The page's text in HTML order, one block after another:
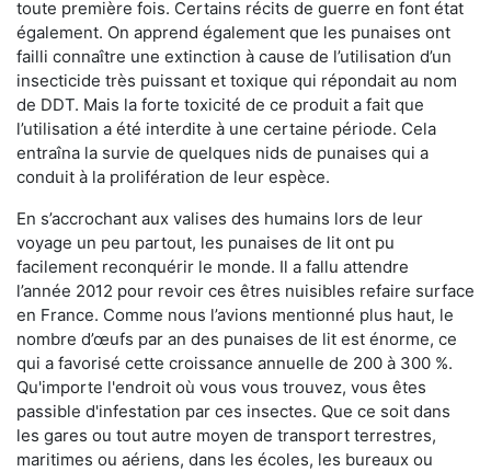
toute première fois. Certains récits de guerre en font état
également. On apprend également que les punaises ont
failli connaître une extinction à cause de l’utilisation d’un
insecticide très puissant et toxique qui répondait au nom
de DDT. Mais la forte toxicité de ce produit a fait que
l’utilisation a été interdite à une certaine période. Cela
entraîna la survie de quelques nids de punaises qui a
conduit à la prolifération de leur espèce.
En s’accrochant aux valises des humains lors de leur
voyage un peu partout, les punaises de lit ont pu
facilement reconquérir le monde. Il a fallu attendre
l’année 2012 pour revoir ces êtres nuisibles refaire surface
en France. Comme nous l’avions mentionné plus haut, le
nombre d’œufs par an des punaises de lit est énorme, ce
qui a favorisé cette croissance annuelle de 200 à 300 %.
Qu'importe l'endroit où vous vous trouvez, vous êtes
passible d'infestation par ces insectes. Que ce soit dans
les gares ou tout autre moyen de transport terrestres,
maritimes ou aériens, dans les écoles, les bureaux ou